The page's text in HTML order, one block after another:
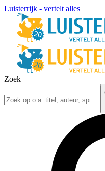
Luisterrijk - vertelt alles
Zoek